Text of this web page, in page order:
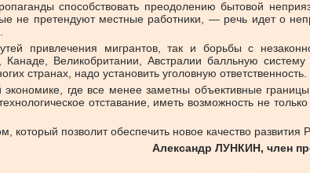
способствовать преодолению бытовой
не претендуют местные работники, — речь идет о
привлечения мигрантов, так и борьбы с
Великобритании, Австралии балльную
странах, надо установить уголовную ответственность.
где все менее заметны объективные
отставание, иметь возможность не
который позволит обеспечить новое качество развития
Александр ЛУНКИН, член